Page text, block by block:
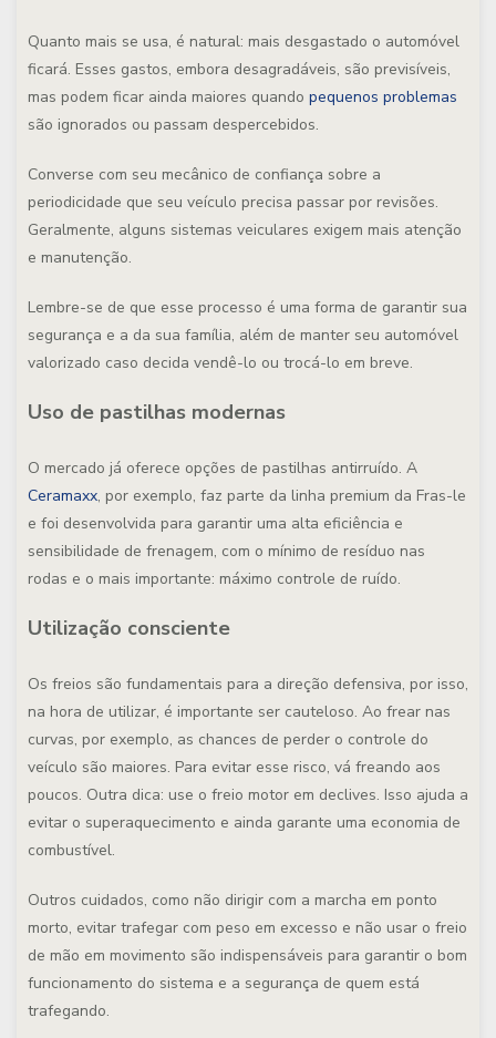
Quanto mais se usa, é natural: mais desgastado o automóvel
ficará. Esses gastos, embora desagradáveis, são previsíveis,
mas podem ficar ainda maiores quando pequenos problemas
são ignorados ou passam despercebidos.
Converse com seu mecânico de confiança sobre a
periodicidade que seu veículo precisa passar por revisões.
Geralmente, alguns sistemas veiculares exigem mais atenção
e manutenção.
Lembre-se de que esse processo é uma forma de garantir sua
segurança e a da sua família, além de manter seu automóvel
valorizado caso decida vendê-lo ou trocá-lo em breve.
Uso de pastilhas modernas
O mercado já oferece opções de pastilhas antirruído. A
Ceramaxx, por exemplo, faz parte da linha premium da Fras-le
e foi desenvolvida para garantir uma alta eficiência e
sensibilidade de frenagem, com o mínimo de resíduo nas
rodas e o mais importante: máximo controle de ruído.
Utilização consciente
Os freios são fundamentais para a direção defensiva, por isso,
na hora de utilizar, é importante ser cauteloso. Ao frear nas
curvas, por exemplo, as chances de perder o controle do
veículo são maiores. Para evitar esse risco, vá freando aos
poucos. Outra dica: use o freio motor em declives. Isso ajuda a
evitar o superaquecimento e ainda garante uma economia de
combustível.
Outros cuidados, como não dirigir com a marcha em ponto
morto, evitar trafegar com peso em excesso e não usar o freio
de mão em movimento são indispensáveis para garantir o bom
funcionamento do sistema e a segurança de quem está
trafegando.